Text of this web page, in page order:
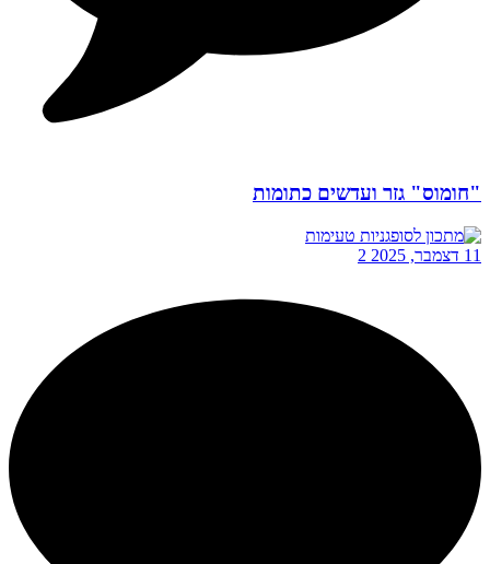
"חומוס" גזר ועדשים כתומות
11 דצמבר, 2025 2